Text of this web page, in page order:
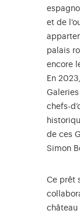
et de
palais
encore
En
chefs-
de ces
Simon
Ce prêt
château